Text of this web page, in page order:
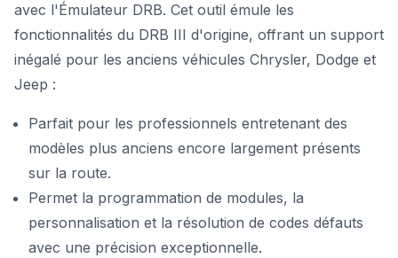
avec l'Émulateur DRB. Cet outil émule les
fonctionnalités du DRB III d'origine, offrant un support
inégalé pour les anciens véhicules Chrysler, Dodge et
Jeep :
Parfait pour les professionnels entretenant des
modèles plus anciens encore largement présents
sur la route.
Permet la programmation de modules, la
personnalisation et la résolution de codes défauts
avec une précision exceptionnelle.